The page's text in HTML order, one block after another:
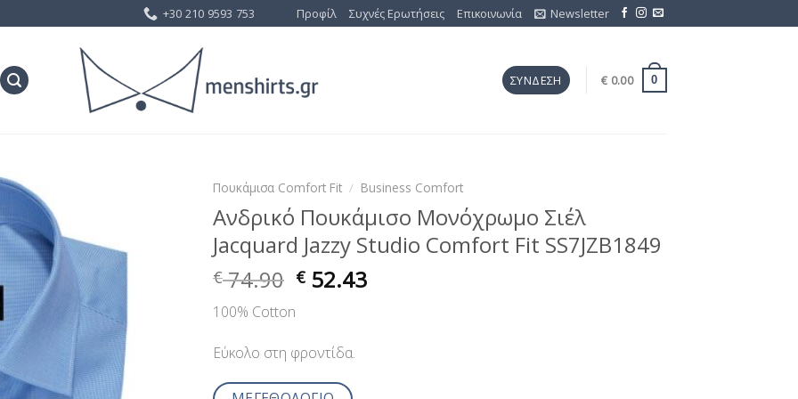
+30 210 9593 753 Προφίλ Συχνές Ερωτήσεις Επικοινωνία Newsletter
ΣΎΝΔΕΣΗ € 0.00 0
στη Λίστα
Επιθυμίας
Πουκάμισα Comfort Fit / Business Comfort
Ανδρικό Πουκάμισο Μονόχρωμο Σιέλ
Jacquard Jazzy Studio Comfort Fit SS7JZB1849
€74.90 € 52.43
100% Cotton
Εύκολο στη φροντίδα.